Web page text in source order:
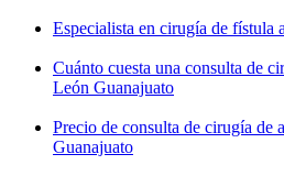
Especialista en cirugía de fístula
Cuánto cuesta una consulta de
León Guanajuato
Precio de consulta de cirugía de
Guanajuato